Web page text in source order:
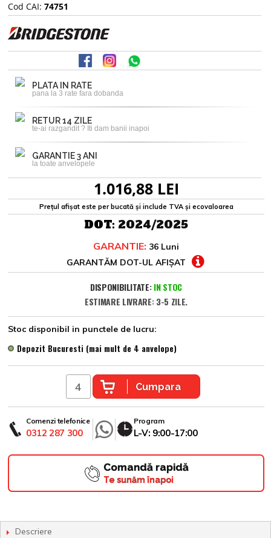
Cod CAI: 74751
PLATA IN RATE
pana la 3 rate fara dobanda
RETUR 14 ZILE
te-ai razgandit ? Iti dam banii inapoi
GARANTIE 3 ANI
la toate anvelopele
1.016,88 LEI
Prețul afișat este per bucată și include TVA și ecovaloarea
DOT: 2024/2025
GARANTIE: 36 Luni
GARANTĂM DOT-UL AFIȘAT
DISPONIBILITATE: IN STOC
ESTIMARE LIVRARE: 3-5 ZILE.
Stoc disponibil in punctele de lucru:
Depozit Bucuresti (mai mult de 4 anvelope)
Cumpara
Comenzi telefonice
0312 287 300
Program
L-V: 9:00-17:00
Comandă rapidă
Te sunăm înapoi
Descriere